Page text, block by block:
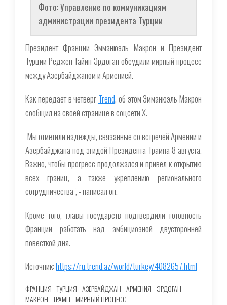
Фото: Управление по коммуникациям
администрации президента Турции
Президент Франции Эмманюэль Макрон и Президент
Турции Реджеп Тайип Эрдоган обсудили мирный процесс
между Азербайджаном и Арменией.
Как передает в четверг Trend, об этом Эмманюэль Макрон
сообщил на своей странице в соцсети X.
"Мы отметили надежды, связанные со встречей Армении и
Азербайджана под эгидой Президента Трампа 8 августа.
Важно, чтобы прогресс продолжался и привел к открытию
всех границ, а также укреплению регионального
сотрудничества", - написал он.
Кроме того, главы государств подтвердили готовность
Франции работать над амбициозной двусторонней
повесткой дня.
Источник:https://ru.trend.az/world/turkey/4082657.html
ФРАНЦИЯ ТУРЦИЯ АЗЕРБАЙДЖАН АРМЕНИЯ ЭРДОГАН
МАКРОН ТРАМП МИРНЫЙ ПРОЦЕСС